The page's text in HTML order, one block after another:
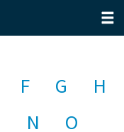
F G
H
N
O